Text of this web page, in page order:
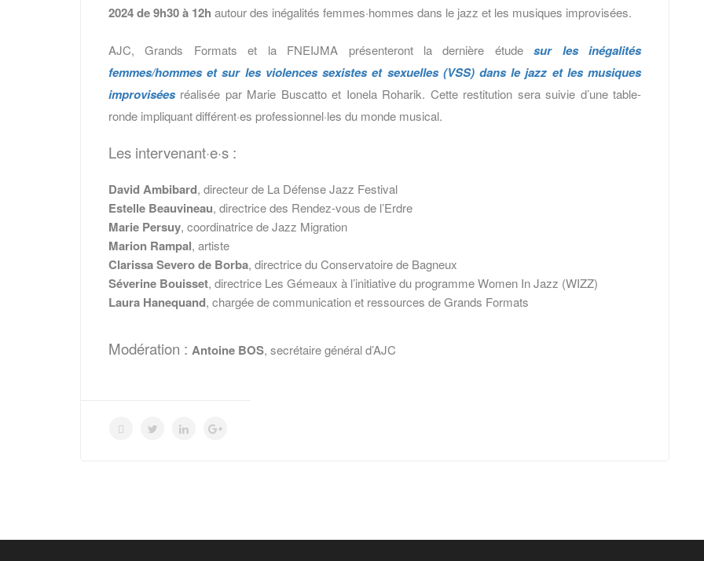
2024 de 9h30 à 12h autour des inégalités femmes·hommes dans le jazz et les musiques improvisées.
AJC, Grands Formats et la FNEIJMA présenteront la dernière étudesur les inégalités
femmes/hommes et sur les violences sexistes et sexuelles (VSS) dans le jazz et les musiques
improvisées réalisée par Marie Buscatto et Ionela Roharik. Cette restitution sera suivie d’une table-
ronde impliquant différent·es professionnel·les du monde musical.
Les intervenant·e·s :
David Ambibard, directeur de La Défense Jazz Festival
Estelle Beauvineau, directrice des Rendez-vous de l’Erdre
Marie Persuy, coordinatrice de Jazz Migration
Marion Rampal, artiste
Clarissa Severo de Borba, directrice du Conservatoire de Bagneux
Séverine Bouisset, directrice Les Gémeaux à l’initiative du programme Women In Jazz (WIZZ)
Laura Hanequand, chargée de communication et ressources de Grands Formats
Modération : Antoine BOS, secrétaire général d’AJC